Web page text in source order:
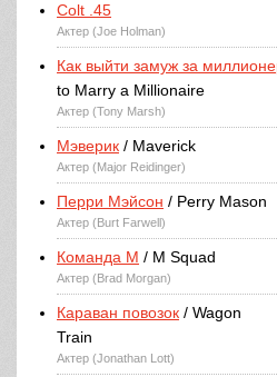
Colt .45
Актер (Joe Holman)
Как выйти замуж за
to Marry a Millionaire
Актер (Tony Marsh)
Мэверик / Maverick
Актер (Major Reidinger)
Перри Мэйсон / Perry Mason
Актер (Burt Farwell)
Команда М / M Squad
Актер (Brad Morgan)
Караван повозок / Wagon
Train
Актер (Jonathan Lott)